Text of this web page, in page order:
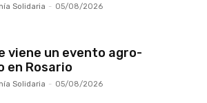
Solidaria - 05/08/2026
viene un evento agro-
en Rosario
Solidaria - 05/08/2026